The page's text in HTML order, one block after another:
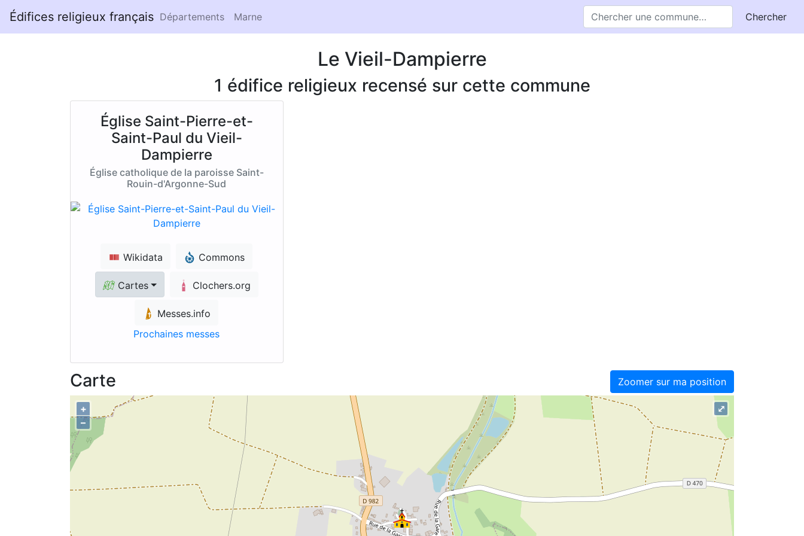
Édifices religieux français Départements Marne Chercher
Le Vieil-Dampierre
1 édifice religieux recensé sur cette commune
Église Saint-Pierre-et-
Saint-Paul du Vieil-
Dampierre
Église catholique de la paroisse Saint-
Rouin-d'Argonne-Sud
Wikidata Commons
Cartes Clochers.org
Messes.info
Prochaines messes
Zoomer sur ma position
Carte
+
–
⤢